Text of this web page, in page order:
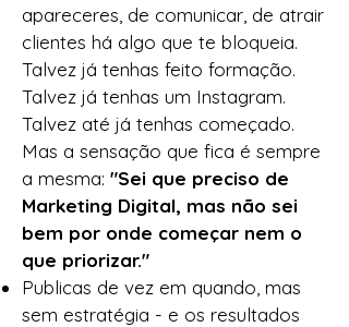
apareceres, de comunicar, de atrair
clientes há algo que te bloqueia.
Talvez já tenhas feito formação.
Talvez já tenhas um Instagram.
Talvez até já tenhas começado.
Mas a sensação que fica é sempre
a mesma: "Sei que preciso de
Marketing Digital, mas não sei
bem por onde começar nem o
que priorizar."
Publicas de vez em quando, mas
sem estratégia - e os resultados